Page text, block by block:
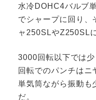
水冷DOHC4バルブ
でシャープに回り、
ャ250SLやZ250SL
3000回転以下では
回転でのパンチはニ
単気筒ながら振動も
だ。